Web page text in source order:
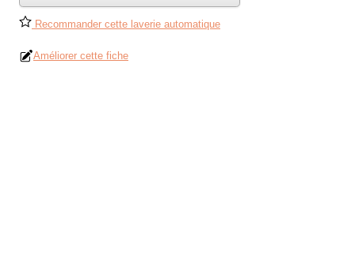
Recommander cette laverie automatique
Améliorer cette fiche